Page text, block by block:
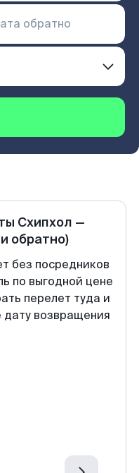
Схипхол —
обратно)
без посредников
по выгодной цене
перелет туда и
дату возвращения